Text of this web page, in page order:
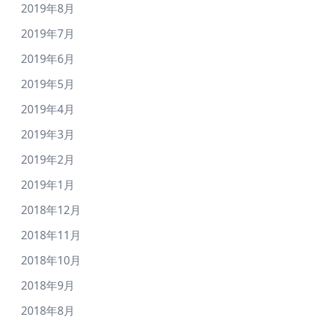
2019年8月
2019年7月
2019年6月
2019年5月
2019年4月
2019年3月
2019年2月
2019年1月
2018年12月
2018年11月
2018年10月
2018年9月
2018年8月